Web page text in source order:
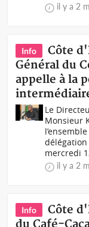
il y a 2
Info
Côte
Général du
appelle à la
Le
Monsieur
mercredi
il y a 2
Info
Côte